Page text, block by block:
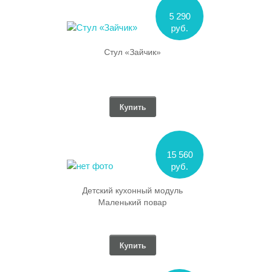
5 290
руб.
Стул «Зайчик»
Купить
15 560
руб.
Детский кухонный модуль
Маленький повар
Купить